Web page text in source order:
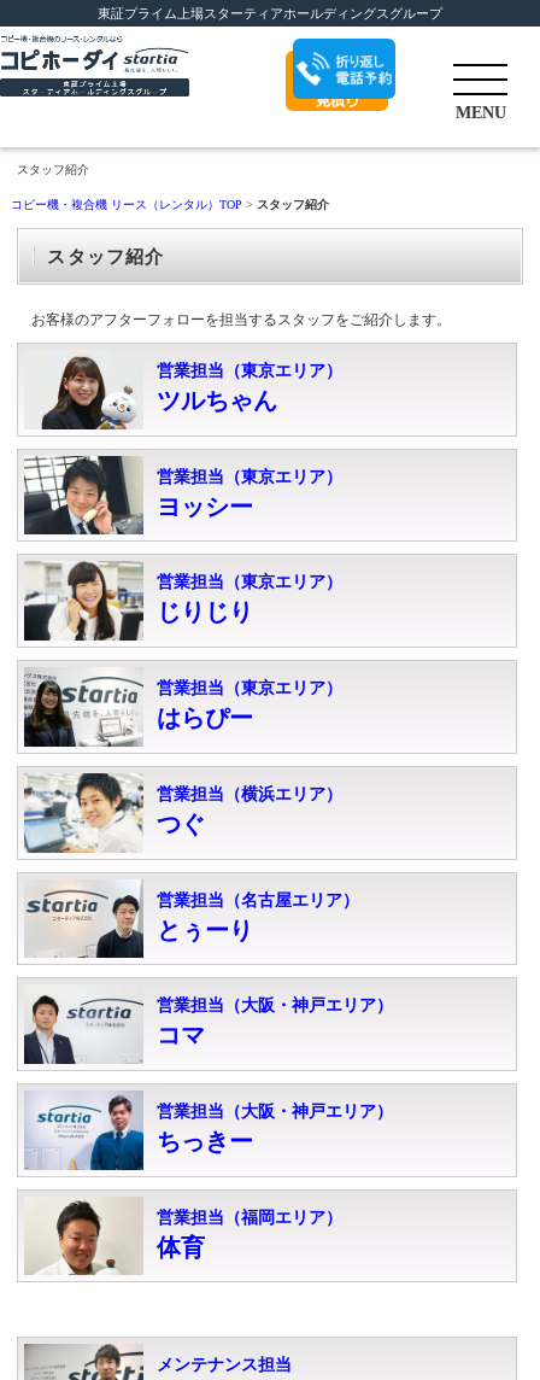
東証プライム上場スターティアホールディングスグループ
折り返し電話予
MENU
スタッフ紹介
コピー機・複合機 リース（レンタル）TOP > スタッフ紹介
スタッフ紹介
お客様のアフターフォローを担当するスタッフをご紹介します。
営業担当（東京エリア）
ツルちゃん
営業担当（東京エリア）
ヨッシー
営業担当（東京エリア）
じりじり
営業担当（東京エリア）
はらぴー
営業担当（横浜エリア）
つぐ
営業担当（名古屋エリア）
とぅーり
営業担当（大阪・神戸エリア）
コマ
営業担当（大阪・神戸エリア）
ちっきー
営業担当（福岡エリア）
体育
メンテナンス担当